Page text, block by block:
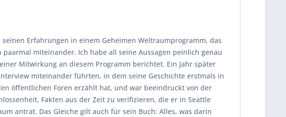
Erfahrungen in einem Geheimen Weltraumprogramm, das
miteinander. Ich habe all seine Aussagen peinlich genau
Mitwirkung an diesem Programm berichtet. Ein Jahr später
miteinander führten, in dem seine Geschichte erstmals in
öffentlichen Foren erzählt hat, und war beeindruckt von der
Fakten aus der Zeit zu verifizieren, die er in Seattle
antrat. Das Gleiche gilt auch für sein Buch: Alles, was darin